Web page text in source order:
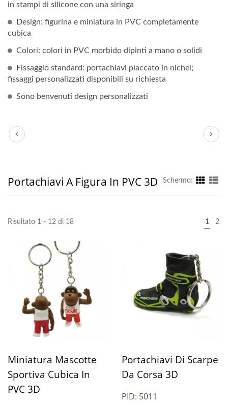
in stampi di silicone con una siringa
Design: figurina e miniatura in PVC completamente
cubica
Colori: colori in PVC morbido dipinti a mano o solidi
Fissaggio standard: portachiavi placcato in nichel;
fissaggi personalizzati disponibili su richiesta
Sono benvenuti design personalizzati
Portachiavi A Figura In PVC 3D Schermo:
Risultato 1 - 12 di 18 1 2
Miniatura Mascotte
Sportiva Cubica In
PVC 3D
Portachiavi Di Scarpe
Da Corsa 3D
PID: 5011